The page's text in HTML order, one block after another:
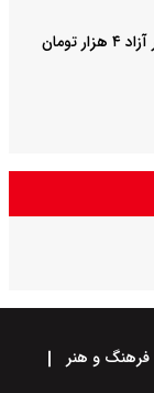
آخرین قیمت دلار امروز پنجشنبه ۱۵ مرداد ۱۴۰۵/ دلار آزاد ۴ هزار تومان
فرهنگ و هنر